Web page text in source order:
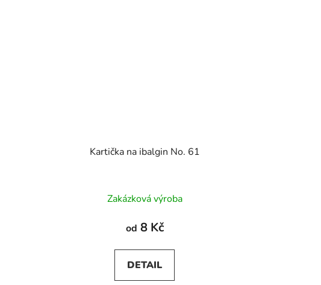
Kartička na ibalgin No. 61
Zakázková výroba
od 8 Kč
DETAIL